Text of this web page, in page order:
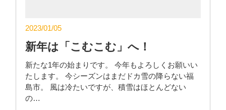
2023/01/05
新年は「こむこむ」へ！
新たな1年の始まりです。 今年もよろしくお願いい
たします。 今シーズンはまだドカ雪の降らない福
島市。 風は冷たいですが、積雪はほとんどない
の…